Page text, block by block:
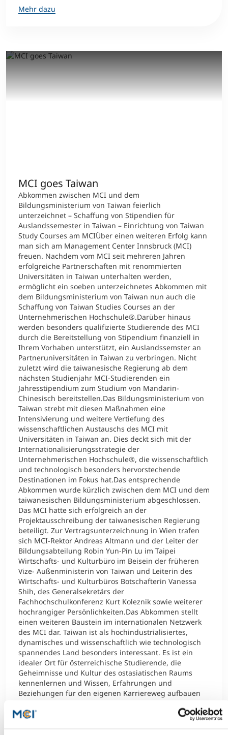
Mehr dazu
MCI goes Taiwan
Abkommen zwischen MCI und dem
Bildungsministerium von Taiwan feierlich
unterzeichnet – Schaffung von Stipendien für
Auslandssemester in Taiwan – Einrichtung von Taiwan
Study Courses am MCIÜber einen weiteren Erfolg kann
man sich am Management Center Innsbruck (MCI)
freuen. Nachdem vom MCI seit mehreren Jahren
erfolgreiche Partnerschaften mit renommierten
Universitäten in Taiwan unterhalten werden,
ermöglicht ein soeben unterzeichnetes Abkommen mit
dem Bildungsministerium von Taiwan nun auch die
Schaffung von Taiwan Studies Courses an der
Unternehmerischen Hochschule®.Darüber hinaus
werden besonders qualifizierte Studierende des MCI
durch die Bereitstellung von Stipendium finanziell in
Ihrem Vorhaben unterstützt, ein Auslandssemster an
Partneruniversitäten in Taiwan zu verbringen. Nicht
zuletzt wird die taiwanesische Regierung ab dem
nächsten Studienjahr MCI-Studierenden ein
Jahresstipendium zum Studium von Mandarin-
Chinesisch bereitstellen.Das Bildungsministerium von
Taiwan strebt mit diesen Maßnahmen eine
Intensivierung und weitere Vertiefung des
wissenschaftlichen Austauschs des MCI mit
Universitäten in Taiwan an. Dies deckt sich mit der
Internationalisierungsstrategie der
Unternehmerischen Hochschule®, die wissenschaftlich
und technologisch besonders hervorstechende
Destinationen im Fokus hat.Das entsprechende
Abkommen wurde kürzlich zwischen dem MCI und dem
taiwanesischen Bildungsministerium abgeschlossen.
Das MCI hatte sich erfolgreich an der
Projektausschreibung der taiwanesischen Regierung
beteiligt. Zur Vertragsunterzeichnung in Wien trafen
sich MCI-Rektor Andreas Altmann und der Leiter der
Bildungsabteilung Robin Yun-Pin Lu im Taipei
Wirtschafts- und Kulturbüro im Beisein der früheren
Vize- Außenministerin von Taiwan und Leiterin des
Wirtschafts- und Kulturbüros Botschafterin Vanessa
Shih, des Generalsekretärs der
Fachhochschulkonferenz Kurt Koleznik sowie weiterer
hochrangiger Persönlichkeiten.Das Abkommen stellt
einen weiteren Baustein im internationalen Netzwerk
des MCI dar. Taiwan ist als hochindustrialisiertes,
dynamisches und wissenschaftlich wie technologisch
spannendes Land besonders interessant. Es ist ein
idealer Ort für österreichische Studierende, die
Geheimnisse und Kultur des ostasiatischen Raums
kennenlernen und Wissen, Erfahrungen und
Beziehungen für den eigenen Karriereweg aufbauen
Partnerschaftsabkommen mit elf taiwanesischen
Hochschulen; dies dient als hervorragende Grundlage